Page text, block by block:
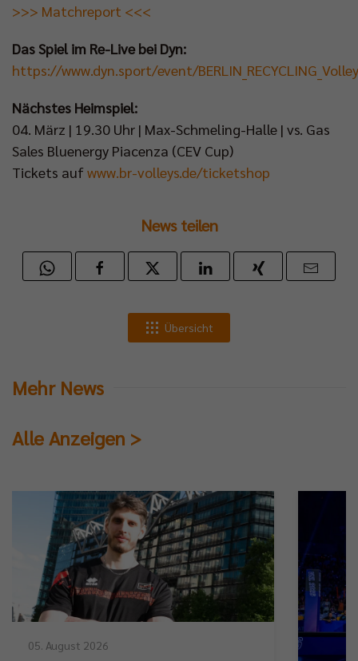
>>> Matchreport <<<
Das Spiel im Re-Live bei Dyn:
https://www.dyn.sport/event/
Nächstes Heimspiel:
04. März | 19.30 Uhr | Max-Schmeling-Halle | vs. Gas
Sales Bluenergy Piacenza (CEV Cup)
Tickets auf www.br-volleys.de/ticketshop
News teilen
Übersicht
Mehr News
Alle Anzeigen >
05. August 2026